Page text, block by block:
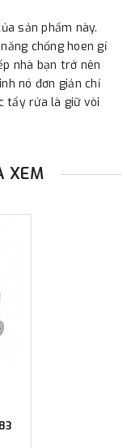
sản phẩm này.
chống hoen gỉ
nhà bạn trở nên
nó đơn giản chỉ
tẩy rửa là giữ vòi
XEM